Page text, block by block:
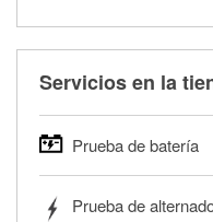
Servicios en la
Prueba de batería
autos, camionetas,
Prueba de